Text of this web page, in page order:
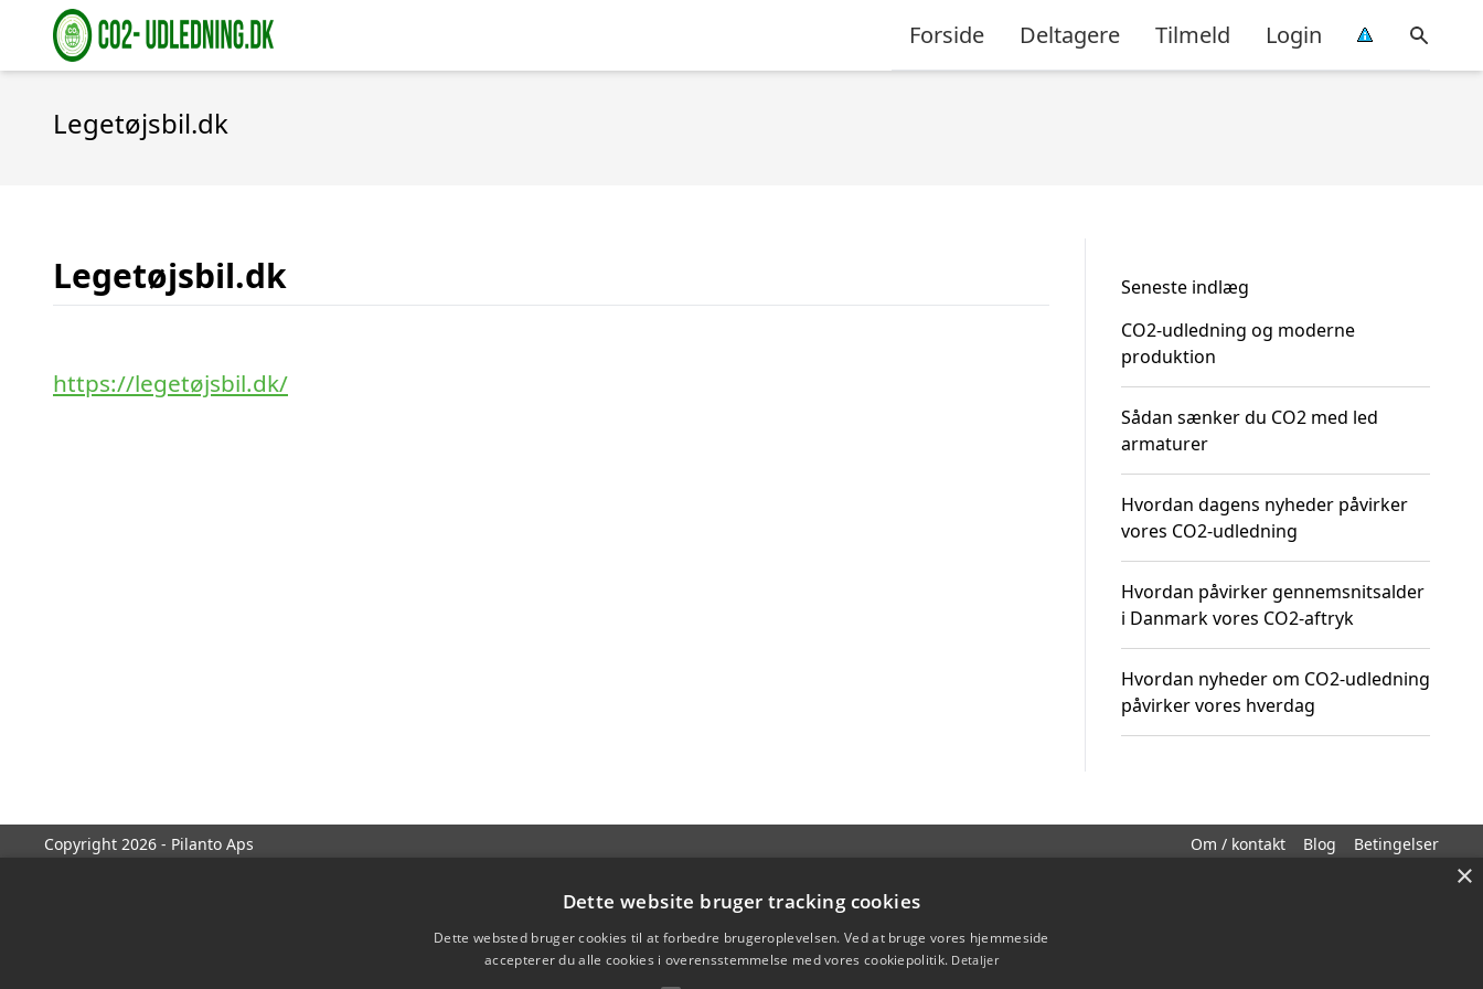
Forside Deltagere Tilmeld Login
Legetøjsbil.dk
Legetøjsbil.dk
https://legetøjsbil.dk/
Seneste indlæg
CO2-udledning og moderne
produktion
Sådan sænker du CO2 med led
armaturer
Hvordan dagens nyheder påvirker
vores CO2-udledning
Hvordan påvirker gennemsnitsalder
i Danmark vores CO2-aftryk
Hvordan nyheder om CO2-udledning
påvirker vores hverdag
Copyright 2026 - Pilanto Aps Om / kontakt Blog Betingelser
×
Dette website bruger tracking cookies
Dette websted bruger cookies til at forbedre brugeroplevelsen. Ved at bruge vores hjemmeside
accepterer du alle cookies i overensstemmelse med vores cookiepolitik. Detaljer